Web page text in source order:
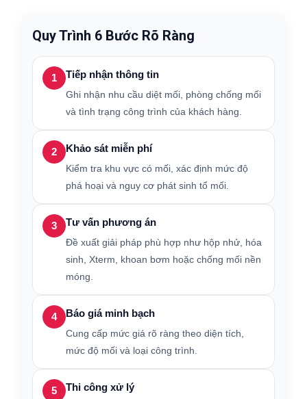
Quy Trình 6 Bước Rõ Ràng
1 Tiếp nhận thông tin
Ghi nhận nhu cầu diệt mối, phòng chống mối
và tình trạng công trình của khách hàng.
2 Khảo sát miễn phí
Kiểm tra khu vực có mối, xác định mức độ
phá hoại và nguy cơ phát sinh tổ mối.
3 Tư vấn phương án
Đề xuất giải pháp phù hợp như hộp nhử, hóa
sinh, Xterm, khoan bơm hoặc chống mối nền
móng.
4 Báo giá minh bạch
Cung cấp mức giá rõ ràng theo diện tích,
mức độ mối và loại công trình.
5 Thi công xử lý